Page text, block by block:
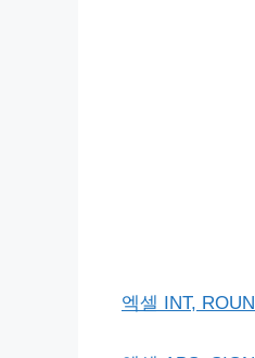
엑셀 INT,